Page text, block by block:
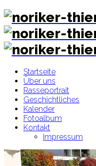
Startseite
Über uns
Rasseportrait
Geschichtliches
Kalender
Fotoalbum
Kontakt
Impressum